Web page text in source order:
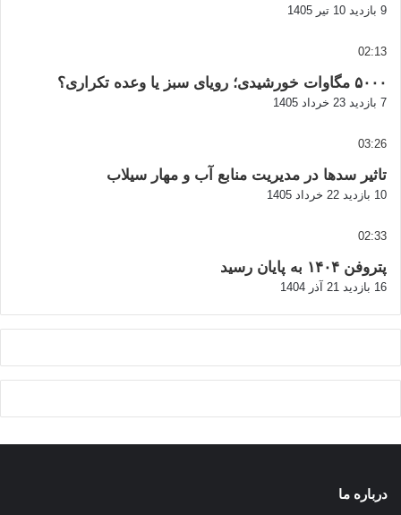
9 بازدید 10 تیر 1405
02:13
۵۰۰۰ مگاوات خورشیدی؛ رویای سبز یا وعده تکراری؟
7 بازدید 23 خرداد 1405
03:26
تاثیر سدها در مدیریت منابع آب و مهار سیلاب
10 بازدید 22 خرداد 1405
02:33
پتروفن ۱۴۰۴ به پایان رسید
16 بازدید 21 آذر 1404
درباره ما